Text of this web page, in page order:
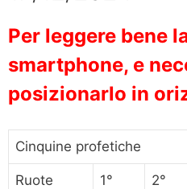
Per leggere bene
smartphone, e
posizionarlo in
Cinquine profetiche
Ruote 1° 2°